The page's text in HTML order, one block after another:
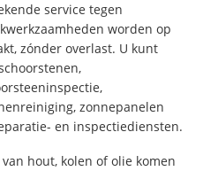
service tegen
worden op
zónder overlast. U kunt
zonnepanelen
en inspectiediensten.
hout, kolen of olie komen